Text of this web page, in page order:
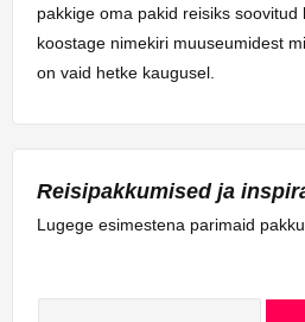
pakkige oma pakid reisiks soovitud
koostage nimekiri muuseumidest
on vaid hetke kaugusel.
Reisipakkumised ja
Lugege esimestena parimaid